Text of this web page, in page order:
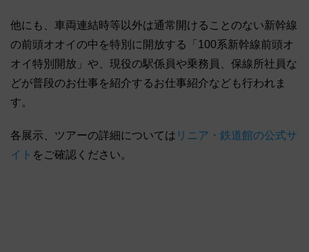
他にも、車両連結時等以外は通常開けることのない新幹線
の前頭オオイの中を特別に開放する「100系新幹線前頭オ
オイ特別開放」や、現役の駅係員や乗務員、保線所社員な
どが普段のお仕事を紹介するお仕事紹介なども行われま
す。
各展示、ツアーの詳細については リニア・鉄道館の公式サ
イト をご確認ください。